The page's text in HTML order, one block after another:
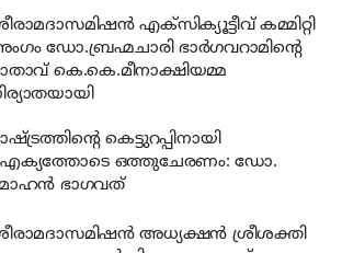
എക്‌സിക്യൂട്ടീവ് കമ്മിറ്റി
ഡോ.ബ്രഹ്മചാരി ഭാര്‍ഗവറാമിന്റെ
കെ.കെ.മീനാക്ഷിയമ്മ
കെട്ടുറപ്പിനായി
ഒത്തുചേരണം: ഡോ.
ഭാഗവത്
അധ്യക്ഷന്‍ ശ്രീശക്തി